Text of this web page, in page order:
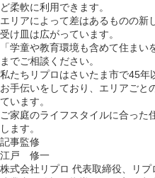
ど柔軟に利用できます。
エリアによって差はあるものの新
受け皿は広がっています。
「学童や教育環境も含めて住ま
までご相談ください。
私たちリプロはさいたま市で45
お手伝いをしており、エリアごと
ています。
ご家庭のライフスタイルに合った
します。
記事監修
江戸 修一
株式会社リプロ 代表取締役、リ